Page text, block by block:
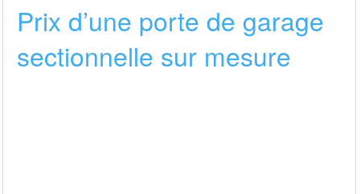
Prix d’une porte de garage
sectionnelle sur mesure